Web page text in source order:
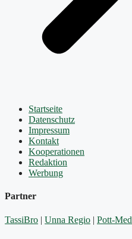
Startseite
Datenschutz
Impressum
Kontakt
Kooperationen
Redaktion
Werbung
Partner
TassiBro | Unna Regio | Pott-